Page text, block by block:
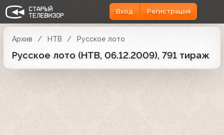
Вход Регистрация
Архив НТВ Русское лото
Русское лото (НТВ, 06.12.2009), 791 тираж